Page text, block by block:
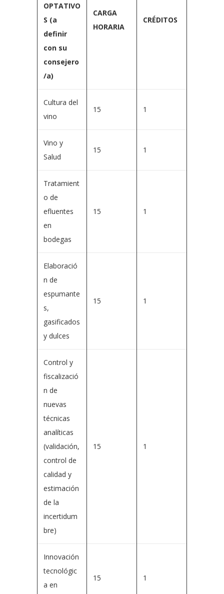
OPTATIVO
S (a
definir
con su
consejero
/a)
CARGA
HORARIA
CRÉDITOS
Cultura del
vino
15 1
Vino y
Salud
15 1
Tratamient
o de
efluentes
en
bodegas
15 1
Elaboració
n de
espumante
s,
gasificados
y dulces
15 1
Control y
fiscalizació
n de
nuevas
técnicas
analíticas
(validación,
control de
calidad y
estimación
de la
incertidum
bre)
15 1
Innovación
tecnológic
a en
15 1